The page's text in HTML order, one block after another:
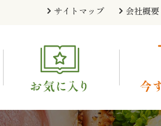
サイトマップ 会社概要
ら選ぶ